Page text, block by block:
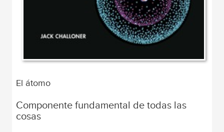
El átomo
Componente fundamental de todas las
cosas